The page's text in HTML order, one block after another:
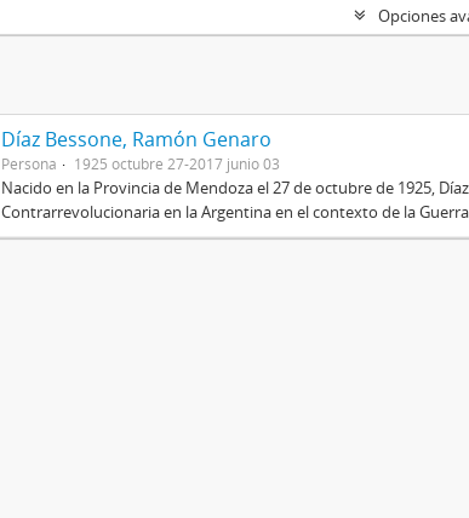
Opciones
Díaz Bessone, Ramón Genaro
Persona 1925 octubre 27-2017 junio 03
Nacido en la Provincia de Mendoza el 27 de octubre de 1925,
Contrarrevolucionaria en la Argentina en el contexto de la